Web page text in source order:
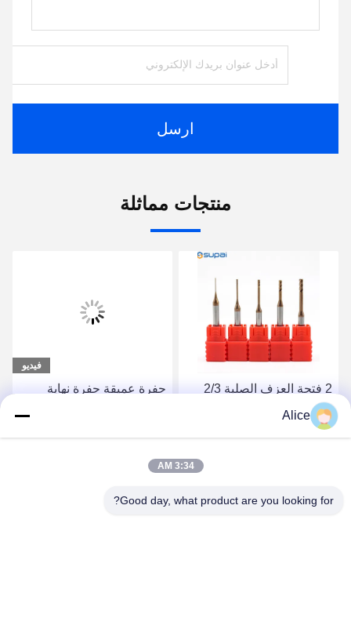
ارسل
منتجات مماثلة
2 فتحة العزف الصلبة 2/3
الكربويد قطعة الرقبة
الطويلة الكرة المطحنة
احصل على أفضل سعر
فيديو
حفرة عميقة حفرة نهاية
Alice
3:34 AM
Good day, what product are you looking for?